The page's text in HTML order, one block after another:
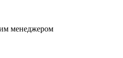
регионами